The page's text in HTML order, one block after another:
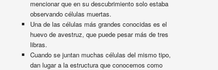
mencionar que en su descubrimiento solo estaba
observando células muertas.
Una de las células más grandes conocidas es el
huevo de avestruz, que puede pesar más de tres
libras.
Cuando se juntan muchas células del mismo tipo,
dan lugar a la estructura que conocemos como